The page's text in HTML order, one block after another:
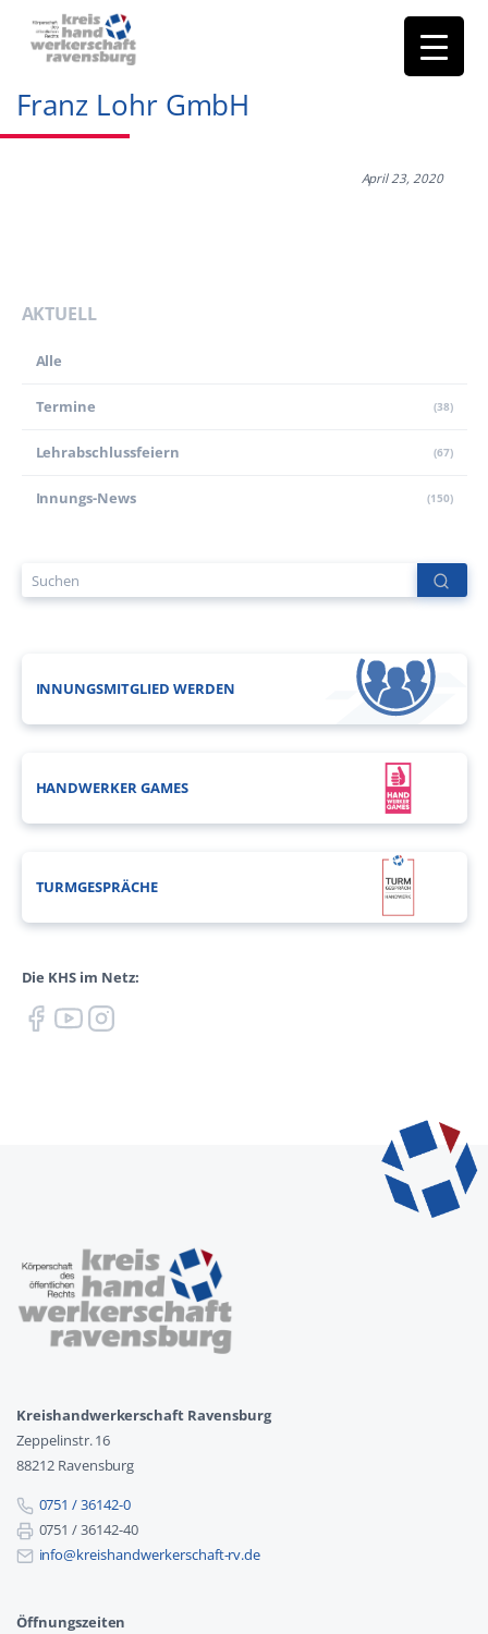
Franz Lohr GmbH
April 23, 2020
AKTUELL
Alle
Termine (38)
Lehr­abschluss­feiern (67)
Innungs-News (150)
INNUNGSMITGLIED WERDEN
HANDWERKER GAMES
TURMGESPRÄCHE
Die KHS im Netz:
Kreishandwerkerschaft Ravensburg
Zeppelinstr. 16
88212 Ravensburg
0751 / 36142-0
0751 / 36142-40
info@kreishandwerkerschaft-rv.de
Öffnungszeiten